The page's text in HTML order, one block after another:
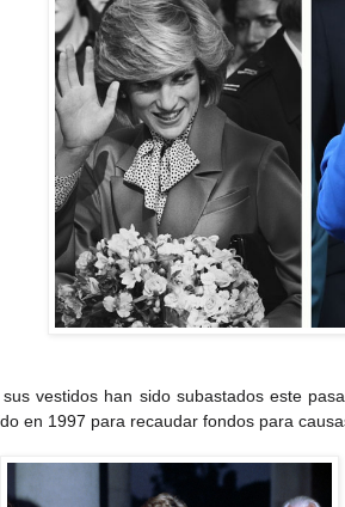
vestidos han sido subastados este
en 1997 para recaudar fondos para